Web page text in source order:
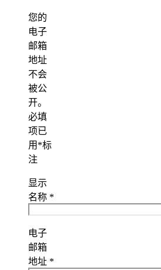
您的
电子
邮箱
地址
不会
被公
开。
必填
项已
用 *标
注
显示
名称 *
电子
邮箱
地址 *